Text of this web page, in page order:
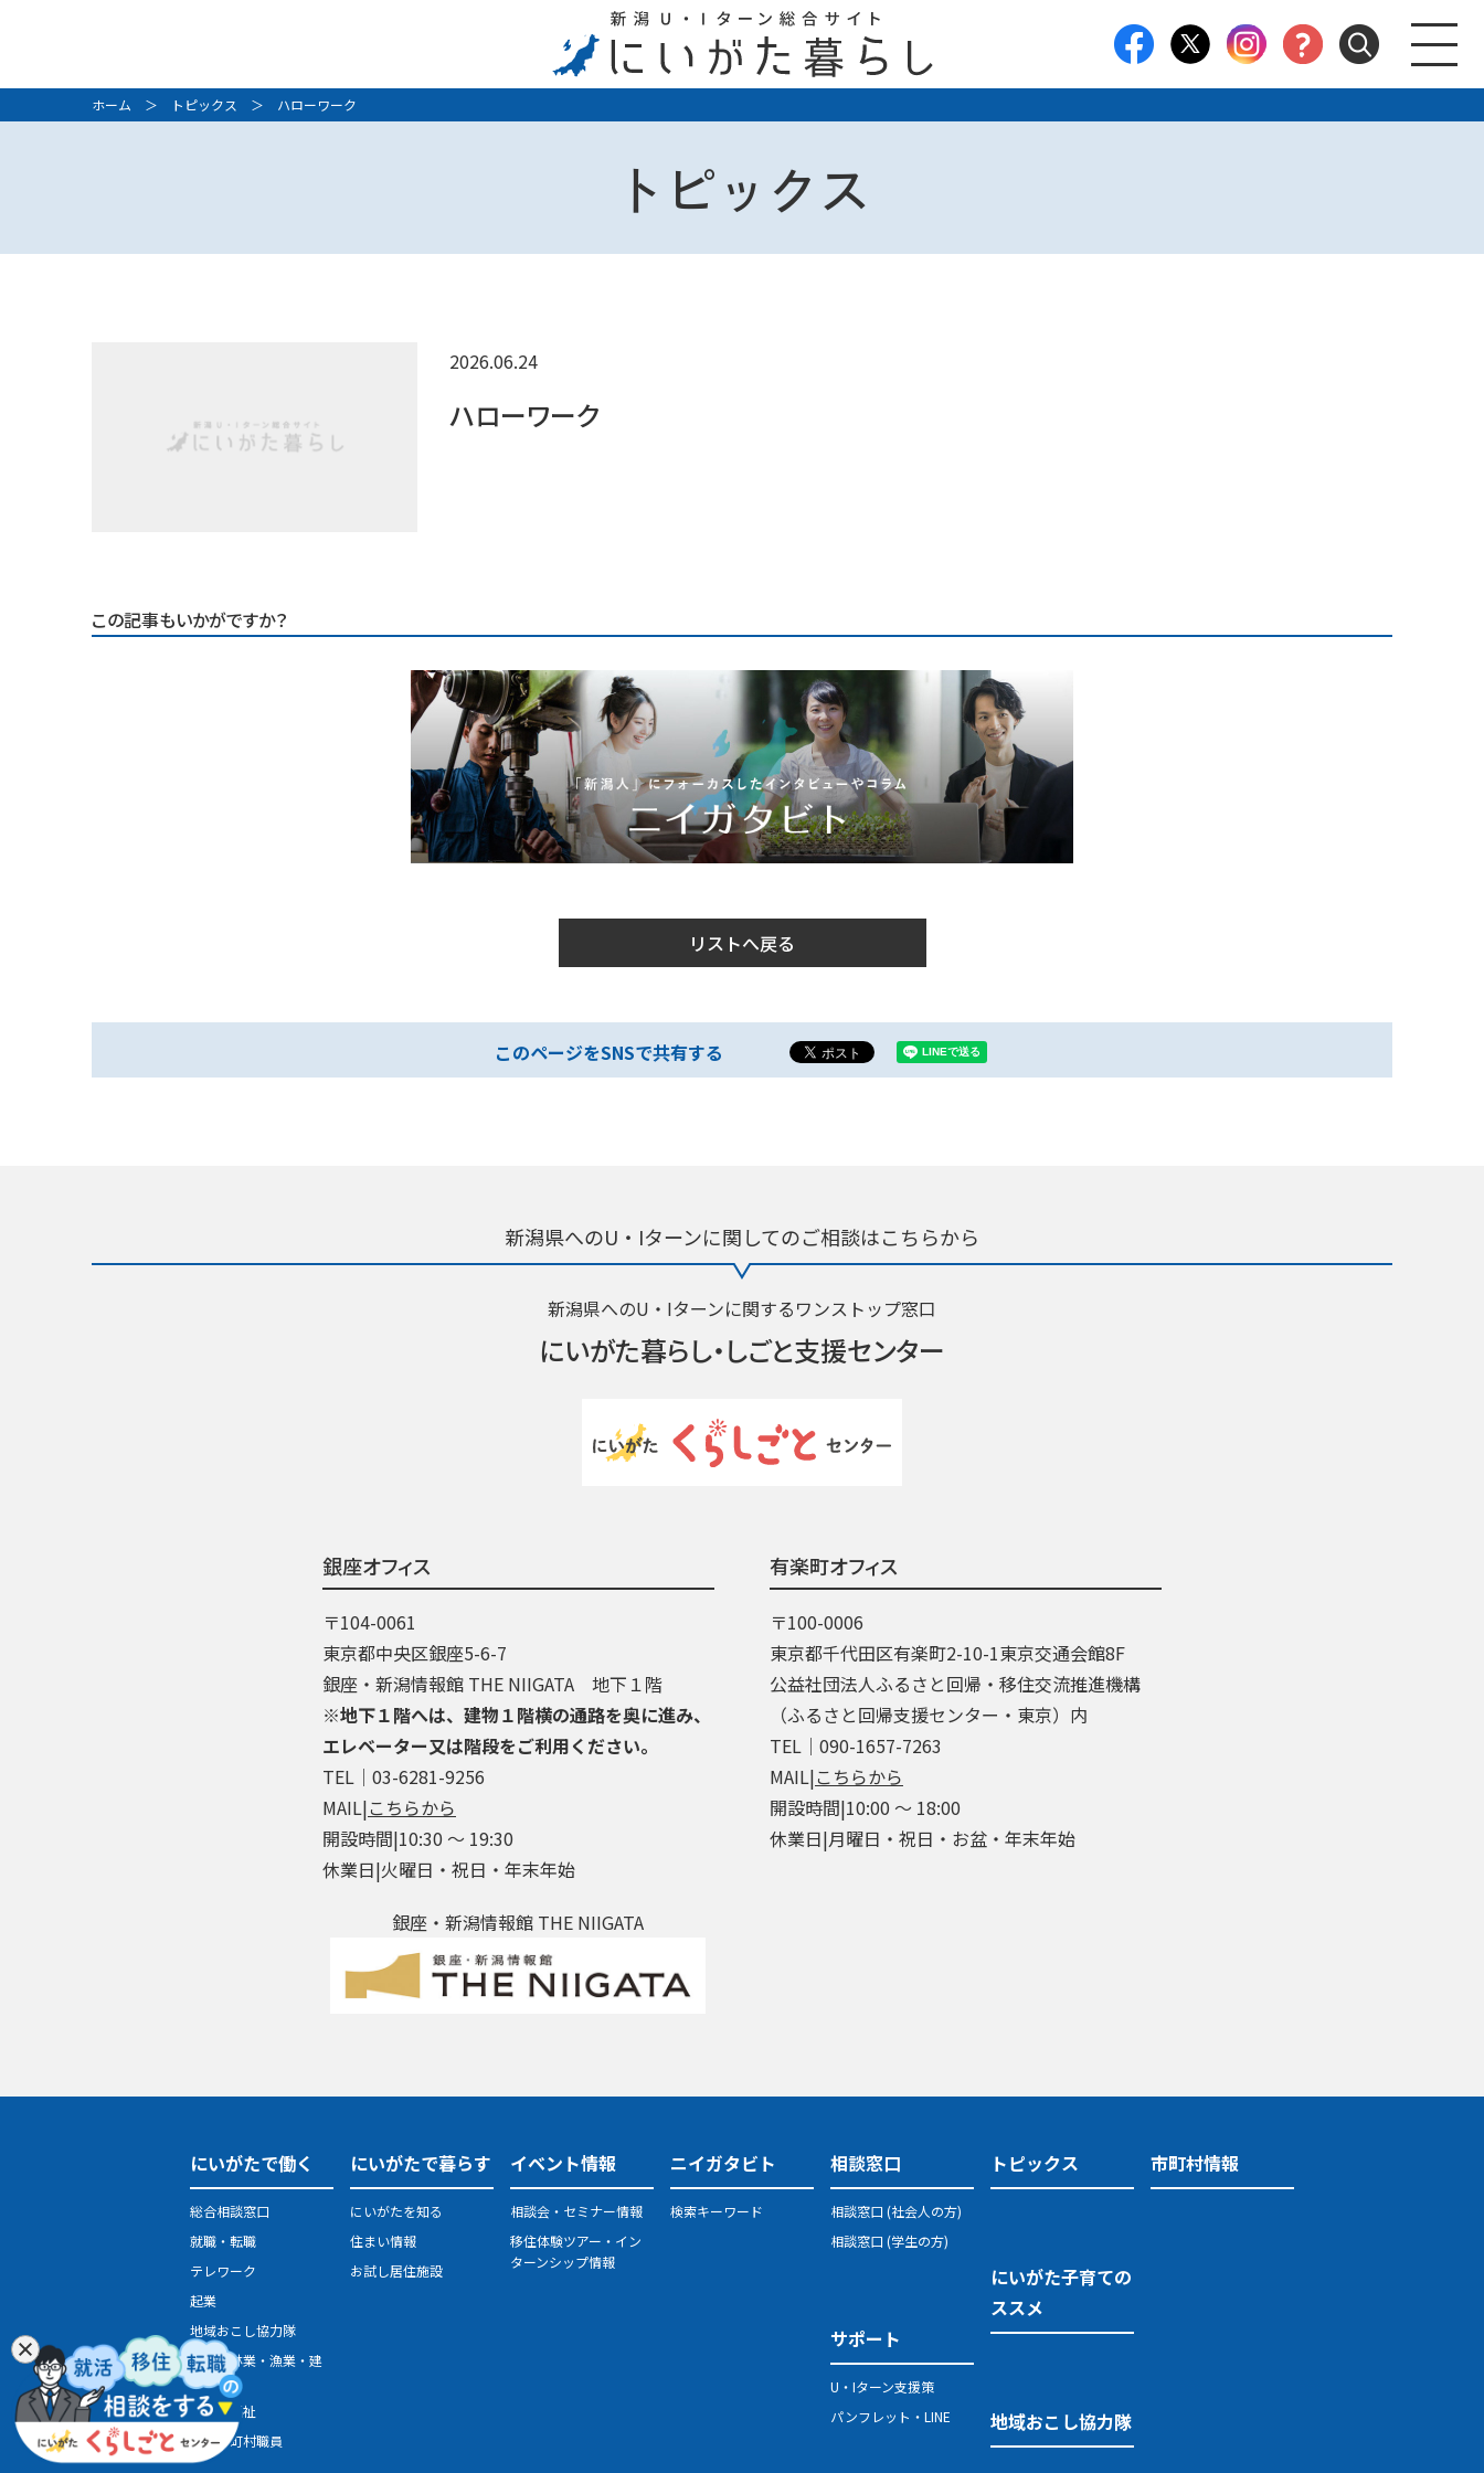
ホーム ＞ トピックス ＞ ハローワーク
トピックス
2026.06.24
ハローワーク
この記事もいかがですか？
リストへ戻る
このページをSNSで共有する
新潟県へのU・Iターンに関してのご相談はこちらから
新潟県へのU・Iターンに関するワンストップ窓口
にいがた暮らし・しごと支援センター
銀座オフィス
〒104-0061
東京都中央区銀座5-6-7
銀座・新潟情報館 THE NIIGATA 地下１階
※地下１階へは、建物１階横の通路を奥に進み、
エレベーター又は階段をご利用ください。
TEL│03-6281-9256
MAIL|こちらから
開設時間|10:30 ～ 19:30
休業日|火曜日・祝日・年末年始
銀座・新潟情報館 THE NIIGATA
有楽町オフィス
〒100-0006
東京都千代田区有楽町2-10-1東京交通会館8F
公益社団法人ふるさと回帰・移住交流推進機構
（ふるさと回帰支援センター・東京）内
TEL│090-1657-7263
MAIL|こちらから
開設時間|10:00 ～ 18:00
休業日|月曜日・祝日・お盆・年末年始
にいがたで働く
総合相談窓口
就職・転職
テレワーク
起業
地域おこし協力隊
農業・林業・漁業・建
設業
医療・福祉
県・市町村職員
にいがたで暮らす
にいがたを知る
住まい情報
お試し居住施設
イベント情報
相談会・セミナー情報
移住体験ツアー・イン
ターンシップ情報
ニイガタビト
検索キーワード
相談窓口
相談窓口 (社会人の方)
相談窓口 (学生の方)
サポート
U・Iターン支援策
パンフレット・LINE
トピックス
にいがた子育ての
ススメ
地域おこし協力隊
市町村情報